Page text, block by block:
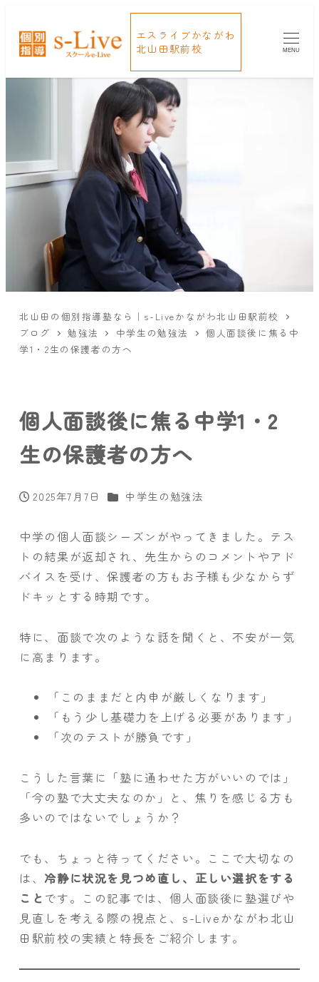
エスライブかながわ
北山田駅前校
MENU
北山田の個別指導塾なら｜s-Liveかながわ北山田駅前校
ブログ
勉強法 中学生の勉強法
個人面談後に焦る中
学1・2生の保護者の方へ
個人面談後に焦る中学1・2
生の保護者の方へ
投稿日
2025年7月7日 カテゴリー
中学生の勉強法
中学の個人面談シーズンがやってきました。テス
トの結果が返却され、先生からのコメントやアド
バイスを受け、保護者の方もお子様も少なからず
ドキッとする時期です。
特に、面談で次のような話を聞くと、不安が一気
に高まります。
「このままだと内申が厳しくなります」
「もう少し基礎力を上げる必要があります」
「次のテストが勝負です」
こうした言葉に「塾に通わせた方がいいのでは」
「今の塾で大丈夫なのか」と、焦りを感じる方も
多いのではないでしょうか？
でも、ちょっと待ってください。ここで大切なの
は、冷静に状況を見つめ直し、正しい選択をする
こと です。この記事では、個人面談後に塾選びや
見直しを考える際の視点と、s-Liveかながわ北山
田駅前校の実績と特長をご紹介します。